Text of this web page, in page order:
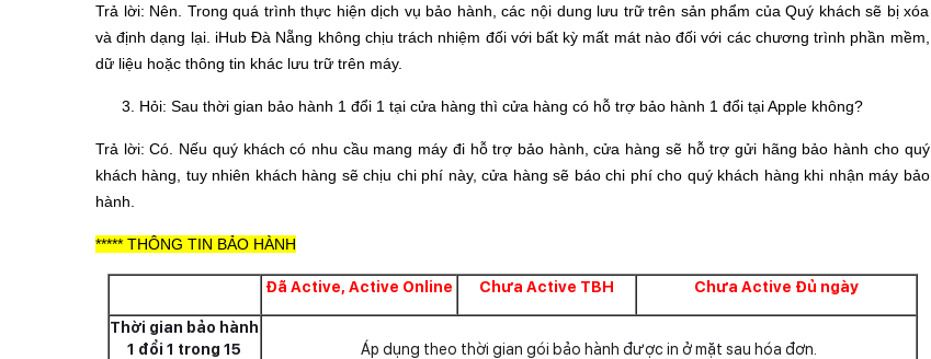
Trả lời: Nên. Trong quá trình thực hiện dịch vụ bảo hành, các nội dung lưu trữ trên sản phẩm của Quý khách sẽ bị xóa
và định dạng lại. iHub Đà Nẵng không chịu trách nhiệm đối với bất kỳ mất mát nào đối với các chương trình phần mềm,
dữ liệu hoặc thông tin khác lưu trữ trên máy.
3. Hỏi: Sau thời gian bảo hành 1 đổi 1 tại cửa hàng thì cửa hàng có hỗ trợ bảo hành 1 đổi tại Apple không?
Trả lời: Có. Nếu quý khách có nhu cầu mang máy đi hỗ trợ bảo hành, cửa hàng sẽ hỗ trợ gửi hãng bảo hành cho quý
khách hàng, tuy nhiên khách hàng sẽ chịu chi phí này, cửa hàng sẽ báo chi phí cho quý khách hàng khi nhận máy bảo
hành.
***** THÔNG TIN BẢO HÀNH
Đã Active, Active Online Chưa Active TBH Chưa Active Đủ ngày
Thời gian bảo hành
1 đổi 1 trong 15
Áp dụng theo thời gian gói bảo hành được in ở mặt sau hóa đơn.